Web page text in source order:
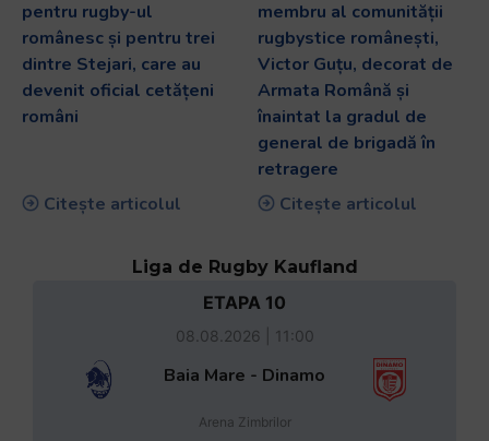
pentru rugby-ul
românesc și pentru trei
dintre Stejari, care au
devenit oficial cetățeni
români
Citește articolul
membru al comunității
rugbystice românești,
Victor Guțu, decorat de
Armata Română și
înaintat la gradul de
general de brigadă în
retragere
Citește articolul
Liga de Rugby Kaufland
ETAPA 10
08.08.2026 | 11:00
Baia Mare - Dinamo
Arena Zimbrilor